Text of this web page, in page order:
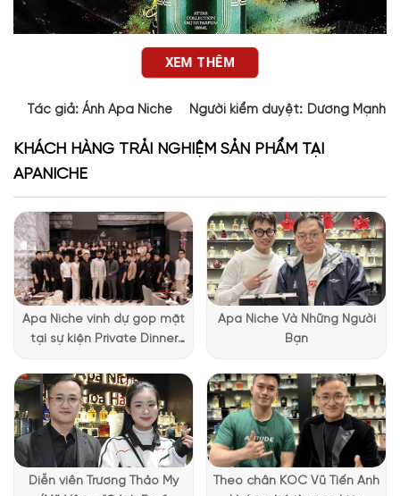
Thiết kế của Al Rayhan Attar Collection
không thể bỏ qua. Toàn bộ thân chai được phủ một lớp kim
loại ánh xanh lục ngọc, vừa nổi bật vừa mát mắt, phản chiếu
ánh sáng rất bắt mắt khi trưng bày. Các chi tiết trang trí, từ
khung tên đến logo, đều được in nổi bằng màu vàng ánh kim,
tạo nên cảm giác hoàng gia Trung Đông cổ điển. Đặc biệt,
phần nắp chai được tạo hình như một đỉnh tháp Hồi giáo – chi
tiết vừa gợi cảm giác thiêng liêng vừa mang tính biểu tượng
XEM THÊM
Tác giả: Ánh Apa Niche Người kiểm duyệt: Dương Mạnh
KHÁCH HÀNG TRẢI NGHIỆM SẢN PHẨM TẠI
APANICHE
Apa Niche vinh dự góp mặt
tại sự kiện Private Dinner
Vietnam
Apa Niche Và Những Người
Bạn
Diễn viên Trương Thảo My
Theo chân KOC Vũ Tiến Anh